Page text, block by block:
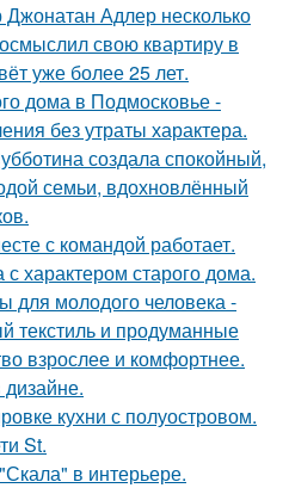
Адлер несколько
свою квартиру в
уже более 25 лет.
дома в Подмосковье -
без утраты характера.
создала спокойный,
семьи, вдохновлённый
с командой работает.
характером старого дома.
для молодого человека -
текстиль и продуманные
взрослее и комфортнее.
кухни с полуостровом.
St.
в интерьере.